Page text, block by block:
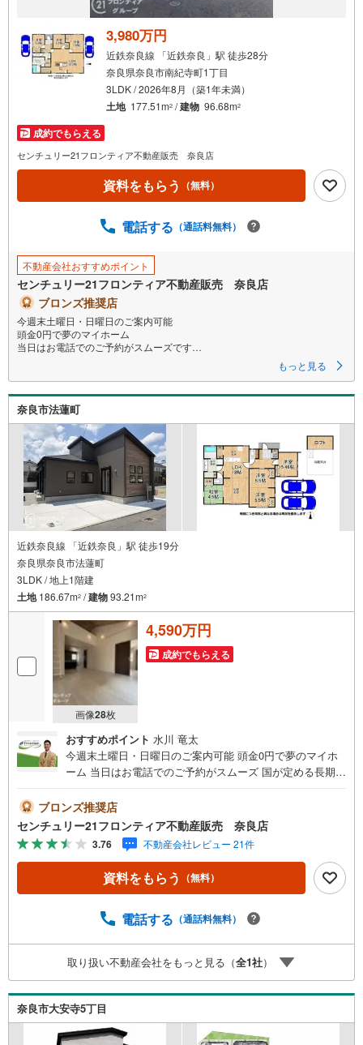
3,980万円
近鉄奈良線 「近鉄奈良」駅 徒歩28分
奈良県奈良市南紀寺町1丁目
3LDK / 2026年8月（築1年未満）
土地 177.51m2 /建物 96.68m2
成約でもらえる
センチュリー21フロンティア不動産販売 奈良店
資料をもらう （無料）
電話する （通話料無料）
不動産会社おすすめポイント
センチュリー21フロンティア不動産販売 奈良店
ブロンズ推奨店
今週末土曜日・日曜日のご案内可能
頭金0円で夢のマイホーム
当日はお電話でのご予約がスムーズです
立地
・JR桜井線「京終駅」歩7分（560m）
・近鉄難波・奈良線「近鉄奈良駅」歩28分（2190m）
・飛鳥小学校歩11分（850m）
・飛鳥中学校歩25分（2000m）
特徴
・住宅性能評価5分野7項目で最も高い等級取得を標準化！最長35年の定期
点検・長期保証で安心
・長期優良住宅/3LDK/2台駐車可/LDK22.2帖/WIC/平屋
弊社が選ばれる理由
1.お金の扱い方のプロ、ファイナンシャルプランナーが資金計画をサポー
ト！
2.買い替えなどにも対応できる売却専門チームあり！
3.たくさんの銀行と繋がりがあるため、最も低金利になるように審査が可
能！
4.物件のお引渡し後に必要になったお家のリフォームも弊社のリフォームプ
ランナーがご提案！
5.定期的にご連絡を繋ぎ、有事の際に迅速にサポートいたします
弊社は専門家同士が連携をとっているため、より多くの知見がございま
す。
もっと見る
奈良市法蓮町
近鉄奈良線 「近鉄奈良」駅 徒歩19分
奈良県奈良市法蓮町
3LDK / 地上1階建
土地186.67m2 /建物93.21m2
画像28枚
4,590万円
成約でもらえる
おすすめポイント 水川 竜太
今週末土曜日・日曜日のご案内可能 頭金0円で夢のマイホ
ーム 当日はお電話でのご予約がスムーズ 国が定める長期優
奈良駅」歩19分（1520m）・JR桜井線線「奈良駅」歩26分
（2050m）・佐保小学校歩3分（180m）・若草中学校歩19
分（1470m） 特徴・国が定める長期優良住宅！税制面で優
遇のメリットあり！・耐震等級3＋制震で地震から家族を守
ります。・平屋/ロフト/長期優良/全居室収納/室内物干し 弊
社が選ばれる理由 1.お金の扱い方のプロ、ファイナンシャ
対応できる売却専門チームあり！3.たくさんの銀行と繋が
件のお引渡し後に必要になったお家のリフォームも弊社の
リフォームプランナーがご提案！5.定期的にご連絡を繋
ぎ、有事の際に迅速にサポートいたしますお気軽にお問合
せください！
ブロンズ推奨店
センチュリー21フロンティア不動産販売 奈良店
3.76 不動産会社レビュー 21件
資料をもらう （無料）
電話する （通話料無料）
取り扱い不動産会社をもっと見る（全1社）
奈良市大安寺5丁目